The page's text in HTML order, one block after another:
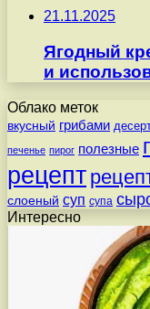
21.11.2025
Ягодный
и
Облако меток
вкусный грибами
печенье пирог полезные
рецепт
слоеный суп супа
Интересно